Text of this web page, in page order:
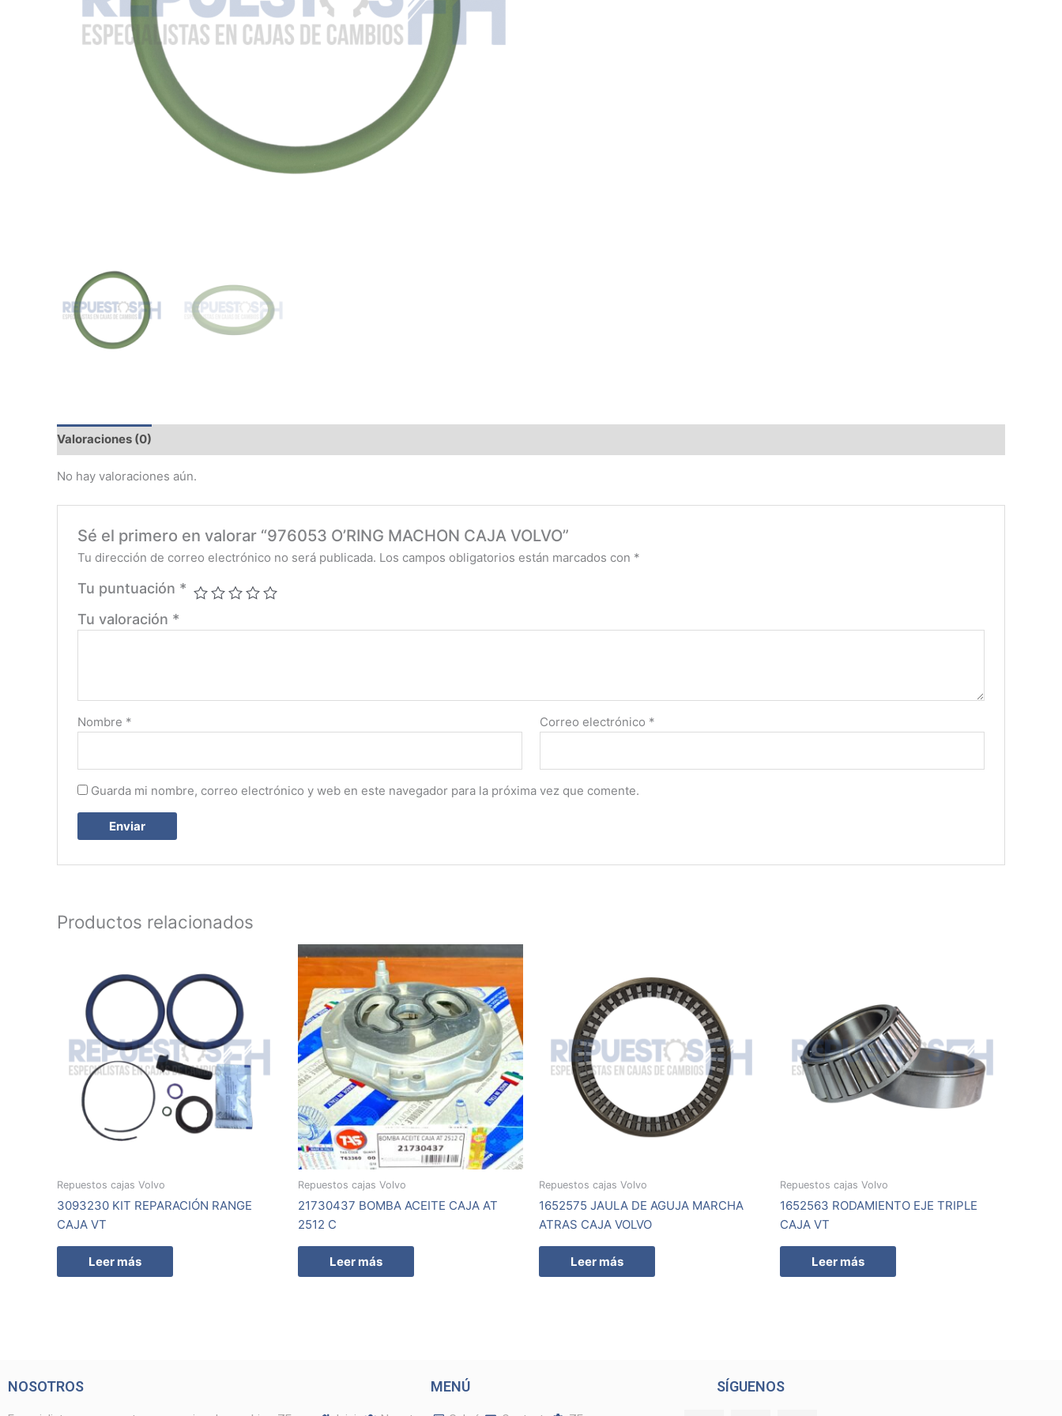
Valoraciones (0)
No hay valoraciones aún.
Sé el primero en valorar “976053 O’RING MACHON CAJA VOLVO”
Tu dirección de correo electrónico no será publicada. Los campos obligatorios están marcados con *
Tu puntuación *
Tu valoración *
Nombre * Correo electrónico *
Guarda mi nombre, correo electrónico y web en este navegador para la próxima vez que comente.
Productos relacionados
Repuestos cajas Volvo
3093230 KIT REPARACIÓN RANGE
CAJA VT
Leer más
Repuestos cajas Volvo
21730437 BOMBA ACEITE CAJA AT
2512 C
Leer más
Repuestos cajas Volvo
1652575 JAULA DE AGUJA MARCHA
ATRAS CAJA VOLVO
Leer más
Repuestos cajas Volvo
1652563 RODAMIENTO EJE TRIPLE
CAJA VT
Leer más
NOSOTROS MENÚ SÍGUENOS